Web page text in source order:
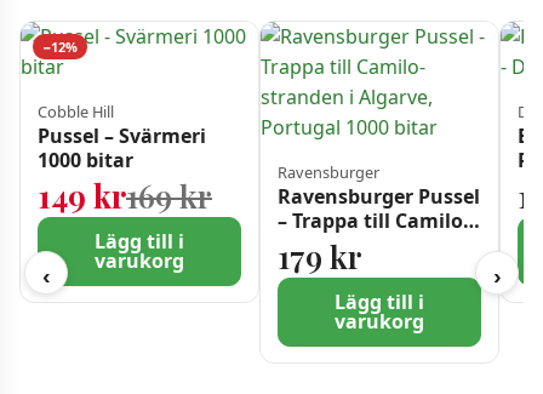
‹
−12%
Cobble Hill
Pussel – Svärmeri
1000 bitar
169krDet ursprungliga
149 kr Det nuvarande priset
Lägg till i
varukorg
Ravensburger
Ravensburger Pussel
– Trappa till Camilo-
stranden i Algarve,
Portugal 1000 bitar
179 kr
Lägg till i
varukorg
›